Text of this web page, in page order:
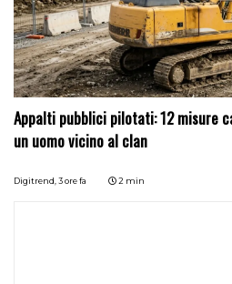
Appalti pubblici pilotati: 12 misure
un uomo vicino al clan
Digitrend,3 ore fa 2 min